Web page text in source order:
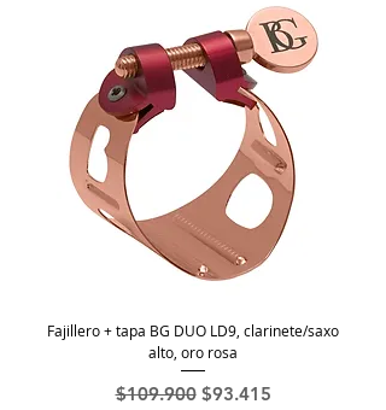
Fajillero + tapa BG DUO LD9, clarinete/saxo
alto, oro rosa
Precio
$109.900 Precio de oferta
$93.415